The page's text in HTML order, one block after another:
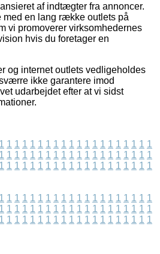
af indtægter fra annoncer.
en lang række outlets på
vi promoverer virksomhedernes
hvis du foretager en
og internet outlets vedligeholdes
ikke garantere imod
udarbejdet efter at vi sidst
1 1 1 1 1 1 1 1 1 1 1 1 1 1 1 1 1 1 1 1
1 1 1 1 1 1 1 1 1 1 1 1 1 1 1 1 1 1 1 1
1 1 1 1 1 1 1 1 1 1 1 1 1 1 1 1 1 1 1 1
1 1 1 1 1 1 1 1 1 1 1 1 1 1 1 1 1 1 1 1
1 1 1 1 1 1 1 1 1 1 1 1 1 1 1 1 1 1 1 1
1 1 1 1 1 1 1 1 1 1 1 1 1 1 1 1 1 1 1 1